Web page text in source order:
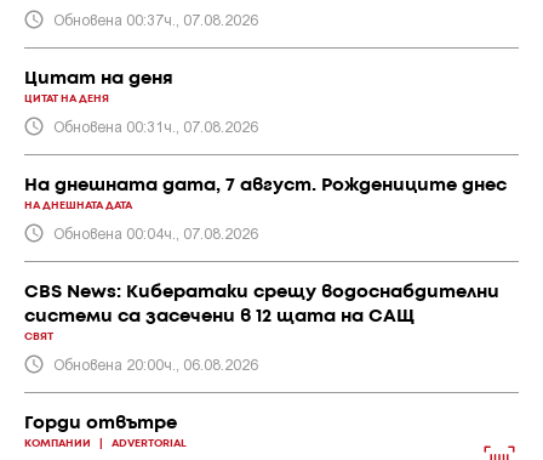
Обновена 00:37ч., 07.08.2026
Цитат на деня
ЦИТАТ НА ДЕНЯ
Обновена 00:31ч., 07.08.2026
На днешната дата, 7 август. Рождениците днес
НА ДНЕШНАТА ДАТА
Обновена 00:04ч., 07.08.2026
CBS News: Кибератаки срещу водоснабдителни
системи са засечени в 12 щата на САЩ
СВЯТ
Обновена 20:00ч., 06.08.2026
Горди отвътре
КОМПАНИИ ADVERTORIAL